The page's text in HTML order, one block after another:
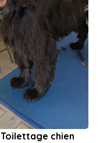
Toilettage chien